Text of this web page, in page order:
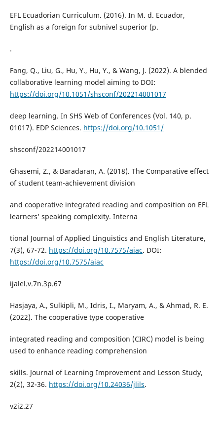
EFL Ecuadorian Curriculum. (2016). In M. d. Ecuador,
English as a foreign for subnivel superior (p.
.
Fang, Q., Liu, G., Hu, Y., Hu, Y., & Wang, J. (2022). A blended
collaborative learning model aiming to DOI:
https://doi.org/10.1051/shsconf/202214001017
deep learning. In SHS Web of Conferences (Vol. 140, p.
01017). EDP Sciences. https://doi.org/10.1051/
shsconf/202214001017
Ghasemi, Z., & Baradaran, A. (2018). The Comparative effect
of student team-achievement division
and cooperative integrated reading and composition on EFL
learners’ speaking complexity. Interna
tional Journal of Applied Linguistics and English Literature,
7(3), 67-72. https://doi.org/10.7575/aiac. DOI:
https://doi.org/10.7575/aiac
ijalel.v.7n.3p.67
Hasjaya, A., Sulkipli, M., Idris, I., Maryam, A., & Ahmad, R. E.
(2022). The cooperative type cooperative
integrated reading and composition (CIRC) model is being
used to enhance reading comprehension
skills. Journal of Learning Improvement and Lesson Study,
2(2), 32-36. https://doi.org/10.24036/jlils.
v2i2.27